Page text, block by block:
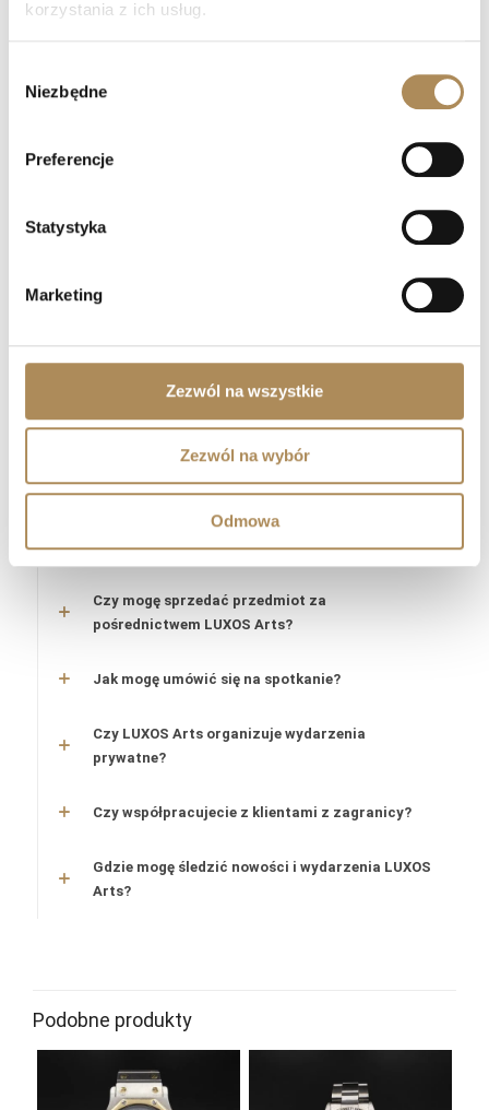
korzystania z ich usług.
zgody
Niezbędne
Preferencje
Statystyka
Marketing
Zezwól na wszystkie
Zezwól na wybór
Odmowa
autentyczności?
Co oznacza „LUXOS Arts Certified Selection”?
Czy zegarki z oferty LUXOS Arts objęte są
Czy zakupy w LUXOS Arts są bezpieczne?
Czy LUXOS Arts oferuje doradztwo
inwestycyjne?
Czy mogę sprzedać przedmiot za
pośrednictwem LUXOS Arts?
Jak mogę umówić się na spotkanie?
Czy LUXOS Arts organizuje wydarzenia
prywatne?
Czy współpracujecie z klientami z zagranicy?
Gdzie mogę śledzić nowości i wydarzenia LUXOS
Arts?
Podobne produkty